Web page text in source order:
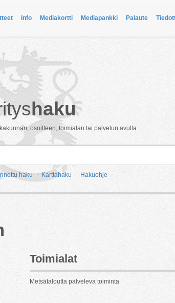
Info Mediakortti Mediapankki Palaute
haku
osoitteen, toimialan tai palvelun avulla.
haku Karttahaku Hakuohje
Toimialat
Metsätaloutta palveleva toiminta